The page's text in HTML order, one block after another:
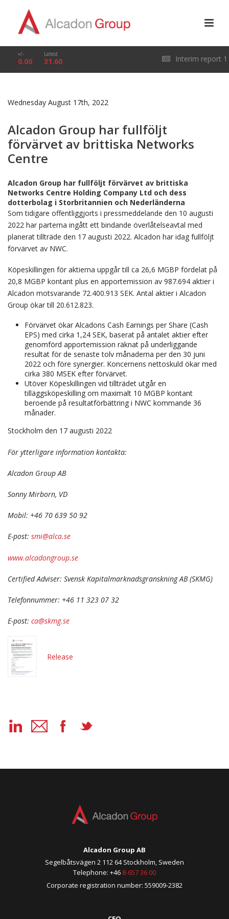
+/-
0.00
Latest
31.60 Interim report 1
Wednesday August 17th, 2022
Alcadon Group har fullföljt
förvärvet av brittiska Networks
Centre
Alcadon Group har fullföljt förvärvet av brittiska
Networks Centre Holding Company Ltd och dess
dotterbolag i Storbritannien och Nederländerna
Som tidigare offentliggjorts i pressmeddelande den 10 augusti
2022 har parterna ingått ett bindande överlåtelseavtal med
planerat tillträde den 17 augusti 2022. Alcadon har idag fullföljt
förvärvet av NWC.
Köpeskillingen för aktierna uppgår till ca 26,6 MGBP fördelat på
20,8 MGBP kontant plus en apportemission av 987.694 aktier i
Alcadon motsvarande 72.400.913 SEK. Antal aktier i Alcadon
Group ökar till 20.612.823.
Förvärvet ökar Alcadons Cash Earnings per Share (Cash
EPS) med cirka 1,24 SEK, baserat på antalet aktier efter
genomförd apportemission räknat på underliggande
resultat för de senaste tolv månaderna per den 30 juni
2022 och före synergier. Koncernens nettoskuld ökar med
cirka 380 MSEK efter förvärvet.
Utöver Köpeskillingen vid tillträdet utgår en
tilläggsköpeskilling om maximalt 10 MGBP kontant
beroende på resultatförbättring i NWC kommande 36
månader.
Stockholm den 17 augusti 2022
För ytterligare information kontakta:
Alcadon Group AB
Sonny Mirborn, VD
Mobil: +46 70 639 50 92
E-post: smi@alca.se
www.alcadongroup.se
Certified Adviser: Svensk Kapitalmarknadsgranskning AB (SKMG)
Telefonnummer: +46 11 323 07 32
E-post: ca@skmg.se
Release
Alcadon Group AB
Segelbåtsvägen 2 112 64 Stockholm, Sweden
Telephone: +46 8-657 36 00
Corporate registration number: 559009-2382